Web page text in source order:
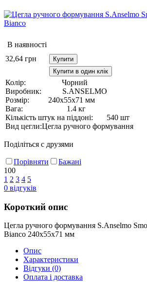
В наявності
32,64 грн
Купити
Купити в один клік
Колір:
Чорний
Виробник:
S.ANSELMO
Розмір:
240х55х71 мм
Вага:
1.4 кг
Кількість штук на піддоні:
540 шт
Вид цегли:Цегла ручного формування
Поділіться с друзями
Порівняти
Бажані
100
1 2 3 4 5
0 відгуків
Короткий опис
Цегла ручного формування S.Anselmo
Bianco 240х55х71 мм
Опис
Характеристики
Відгуки (0)
Оплата і доставка